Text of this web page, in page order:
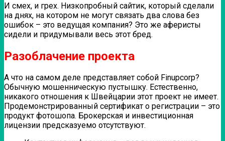
И смех, и грех. Низкопробный сайтик, который сделали
на днях, на котором не могут связать два слова без
ошибок – это ведущая компания? Это же аферисты
сидели и придумывали весь этот бред.
Разоблачение проекта
А что на самом деле представляет собой Finupcorp?
Обычную мошенническую пустышку. Естественно,
никакого отношения к Швейцарии этот проект не имеет.
Продемонстрированный сертификат о регистрации – это
продукт фотошопа. Брокерская и инвестиционная
лицензии предсказуемо отсутствуют.